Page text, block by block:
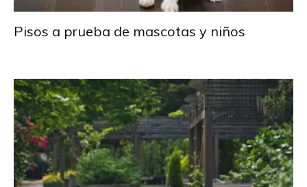
Pisos a prueba de mascotas y niños